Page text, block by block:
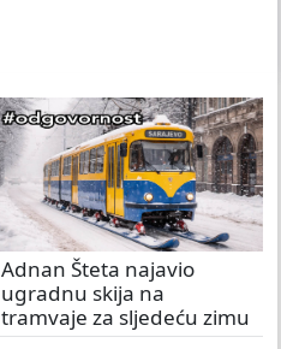
Adnan Šteta najavio
ugradnu skija na
tramvaje za sljedeću zimu